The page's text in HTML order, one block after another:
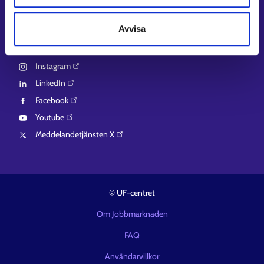
Avvisa
Följ oss
Instagram⁠
LinkedIn⁠
Facebook⁠
Youtube⁠
Meddelandetjänsten X⁠
© UF-centret
Om Jobbmarknaden
FAQ
Användarvillkor